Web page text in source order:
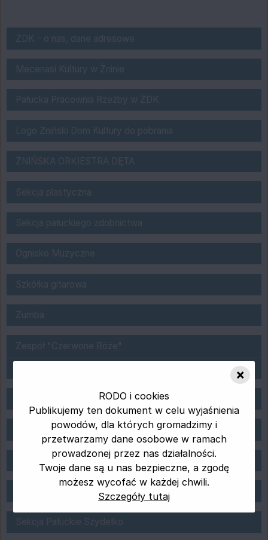
o nas
ŻDK - o nas, dane adresowe
Bank Spółdzielczy "Pałuki" w Żninie
Mecenasi Kultury w Żninie
Pałucka Pracownia Rzeźby w Żnińskim
Pałucka Pracownia Rzeźby w ŻDK
logo do pobrania
Logo Żniński Dom Kultury do pobrania
ŻNIŃSKA ORKIESTRA DĘTA
ŻNIŃSKA ORKIESTRA DĘTA
Sekcja plastyczna ŻDK
Sekcja plastyczna
Sekcja Origami
Sekcja pałuckiego zdobnictwa
Ognisko Muzyczne
Ognisko Muzyczne
Szkółka gitarowa
Szkółka gitarowa
NOWOŚĆ ZUMBA w ŻDK !
Zumba
Zespoły w ŻDK
Zespół "Czerwone Róże"
Sekcja saksofonu
Sekcja Skrzypiec
Sekcja Skrzypiec I
Deklaracja dostępności
Deklaracja dostępności
Zajęcia śpiewu
Sekcja Szydełkowania
Sekcja Pałuckie Szydełko
×
RODO i cookies
Publikujemy ten dokument w celu wyjaśnienia
powodów, dla których gromadzimy i
przetwarzamy dane osobowe w ramach
prowadzonej przez nas działalności.
Twoje dane są u nas bezpieczne, a zgodę
możesz wycofać w każdej chwili.
Szczegóły tutaj